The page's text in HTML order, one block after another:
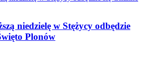
niedzielę w Stężycy odbędzie
Plonów